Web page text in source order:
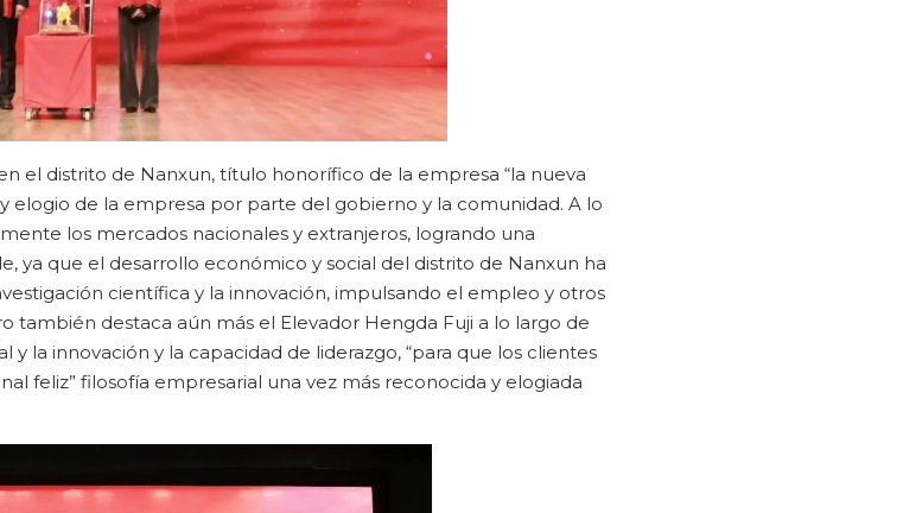
el distrito de Nanxun, título honorífico de la empresa “la nueva
elogio de la empresa por parte del gobierno y la comunidad. A lo
los mercados nacionales y extranjeros, logrando una
ya que el desarrollo económico y social del distrito de Nanxun ha
científica y la innovación, impulsando el empleo y otros
también destaca aún más el Elevador Hengda Fuji a lo largo de
y la innovación y la capacidad de liderazgo, “para que los clientes
feliz” filosofía empresarial una vez más reconocida y elogiada